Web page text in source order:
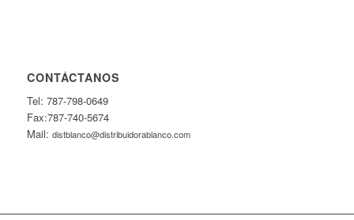
CONTÁCTANOS
Tel: 787-798-0649
Fax:787-740-5674
Mail: distblanco@distribuidorablanco.com